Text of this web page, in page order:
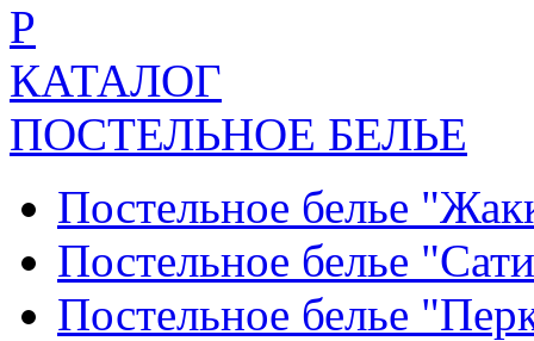
Р
КАТАЛОГ
ПОСТЕЛЬНОЕ БЕЛЬЕ
Постельное белье
Постельное белье
Постельное белье